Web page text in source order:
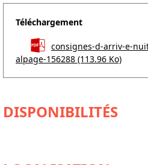
Téléchargement
consignes-d-arriv-e-
alpage-156288 (113.96 Ko)
DISPONIBILITÉS